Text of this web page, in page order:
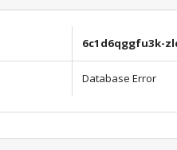
6c1d6qggfu3k-
Database Error